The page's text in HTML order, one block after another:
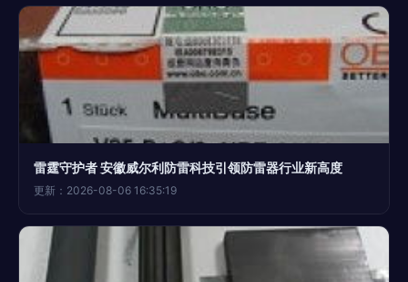
雷霆守护者 安徽威尔利防雷科技引领防雷器行业新高度
更新：2026-08-06 16:35:19